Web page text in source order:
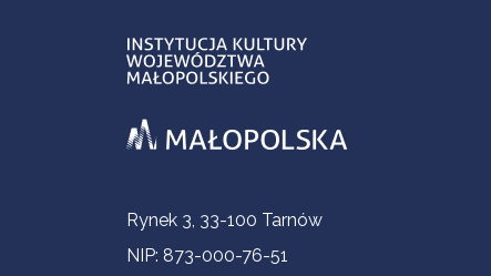
Informacje kontaktowe
Rynek 3, 33-100 Tarnów
NIP: 873-000-76-51